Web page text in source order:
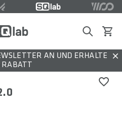
Search
AN UND ERHALTE
RABATT